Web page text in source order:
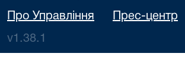
Про Управління Прес-центр
v1.38.1